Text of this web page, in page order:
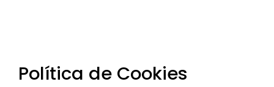
Política de Cookies